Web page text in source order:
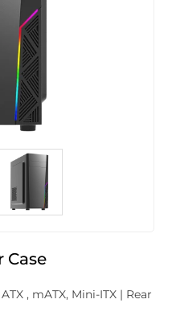
Case
, mATX, Mini-ITX | Rear